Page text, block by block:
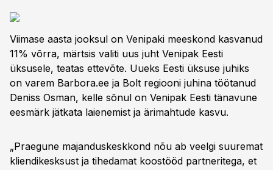
Viimase aasta jooksul on Venipaki meeskond kasvanud
11% võrra, märtsis valiti uus juht Venipak Eesti
üksusele, teatas ettevõte. Uueks Eesti üksuse juhiks
on varem Barbora.ee ja Bolt regiooni juhina töötanud
Deniss Osman, kelle sõnul on Venipak Eesti tänavune
eesmärk jätkata laienemist ja ärimahtude kasvu.
„Praegune majanduskeskkond nõu ab veelgi suuremat
kliendikesksust ja tihedamat koostööd partneritega, et